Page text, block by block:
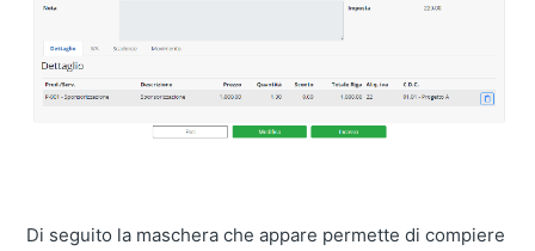
Di seguito la maschera che appare permette di compiere